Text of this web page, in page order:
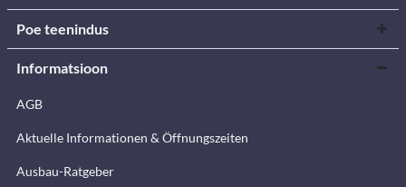
Poe teenindus
Informatsioon
AGB
Aktuelle Informationen & Öffnungszeiten
Ausbau-Ratgeber